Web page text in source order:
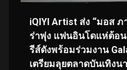
iQIYI Artist ส่ง “มอส
ร่าพุ่ง แฟนอินโดแห่ต้อ
รีส์ดังพร้อมร่วมงาน
เตรียมลุยตลาดบันเทิงน